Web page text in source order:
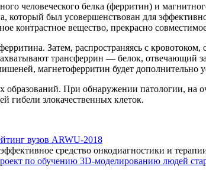
человеческого белка (ферритин) и
который был усовершенствован для
контрастное вещество, прекрасно
Затем, распространяясь с
трансферрин — белок, отвечающий
магнетоферритин будет дополнительно
При обнаружении патологии, на
гибели злокачественных клеток.
вузов ARWU-2018
средство онкодиагностики и
по обучению 3D-моделированию людей